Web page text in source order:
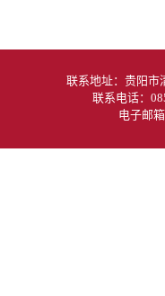
联系地址：贵阳
联系电话：
电子邮